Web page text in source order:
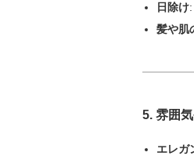
日除け
髪や肌
5. 雰囲
エレガ